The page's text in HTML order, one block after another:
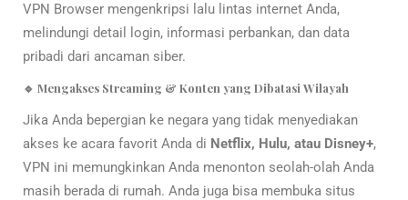
VPN Browser mengenkripsi lalu lintas internet Anda,
melindungi detail login, informasi perbankan, dan data
pribadi dari ancaman siber.
🔹 Mengakses Streaming & Konten yang Dibatasi Wilayah
Jika Anda bepergian ke negara yang tidak menyediakan
akses ke acara favorit Anda di Netflix, Hulu, atau Disney+,
VPN ini memungkinkan Anda menonton seolah-olah Anda
masih berada di rumah. Anda juga bisa membuka situs